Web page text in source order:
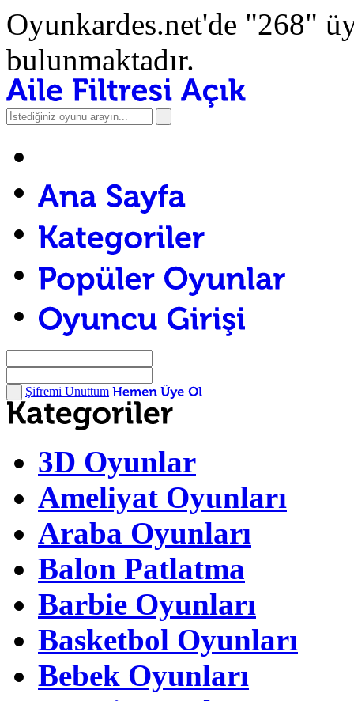
Oyunkardes.net'de "268"
bulunmaktadır.
Şifremi Unuttum
3D Oyunlar
Ameliyat Oyunları
Araba Oyunları
Balon Patlatma
Barbie Oyunları
Basketbol Oyunları
Bebek Oyunları